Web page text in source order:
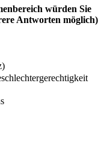
würden Sie
Antworten möglich)